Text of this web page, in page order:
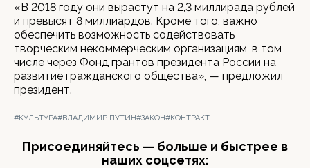
«В 2018 году они вырастут на 2,3 миллирада рублей
и превысят 8 миллиардов. Кроме того, важно
обеспечить возможность содействовать
творческим некоммерческим организациям, в том
числе через Фонд грантов президента России на
развитие гражданского общества», — предложил
президент.
#КУЛЬТУРА#ВЛАДИМИР ПУТИН#ЗАКОН#КОНТРАКТ
Присоединяйтесь — больше и быстрее в
наших соцсетях: